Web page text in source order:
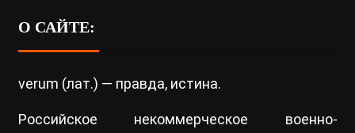
О САЙТЕ:
verum (лат.) — правда, истина.
Российское некоммерческое военно-